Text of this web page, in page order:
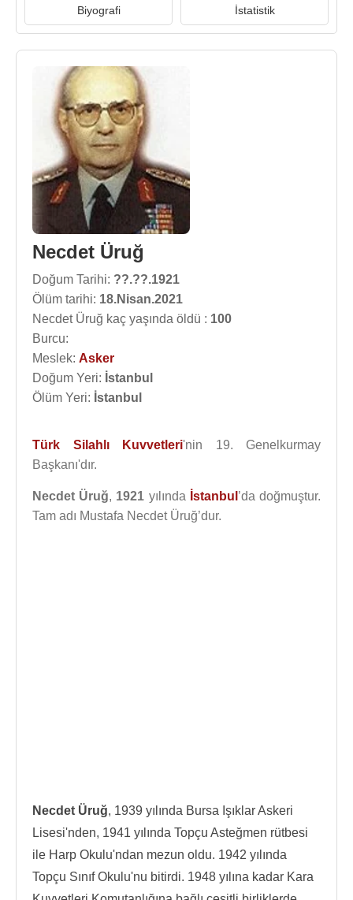
Biyografi İstatistik
Necdet Üruğ
Doğum Tarihi: ??.??.1921
Ölüm tarihi: 18.Nisan.2021
Necdet Üruğ kaç yaşında öldü : 100
Burcu:
Meslek: Asker
Doğum Yeri: İstanbul
Ölüm Yeri: İstanbul
Türk Silahlı Kuvvetleri'nin 19. Genelkurmay
Başkanı'dır.
Necdet Üruğ, 1921 yılında İstanbul ’da doğmuştur.
Tam adı Mustafa Necdet Üruğ’dur.
Necdet Üruğ, 1939 yılında Bursa Işıklar Askeri
Lisesi'nden, 1941 yılında Topçu Asteğmen rütbesi
ile Harp Okulu'ndan mezun oldu. 1942 yılında
Topçu Sınıf Okulu'nu bitirdi. 1948 yılına kadar Kara